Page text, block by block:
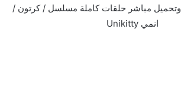
اكثر من سيرفر HD وتحميل مباشر حلقات كاملة مسلسل / كرتون /
انمي Unikitty